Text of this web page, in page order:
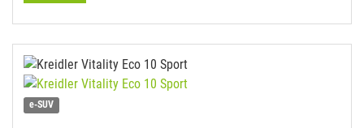
e-SUV